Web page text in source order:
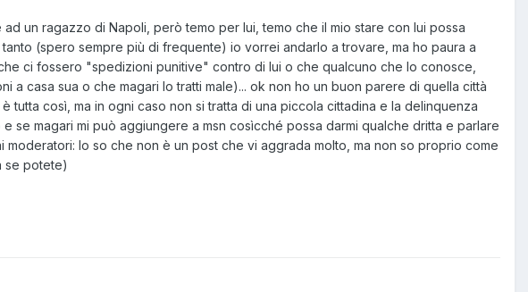
un ragazzo di Napoli, però temo per lui, temo che il mio stare con lui possa
(spero sempre più di frequente) io vorrei andarlo a trovare, ma ho paura a
ci fossero "spedizioni punitive" contro di lui o che qualcuno che lo conosce,
casa sua o che magari lo tratti male)... ok non ho un buon parere di quella città
tutta così, ma in ogni caso non si tratta di una piccola cittadina e la delinquenza
magari mi può aggiungere a msn cosìcché possa darmi qualche dritta e parlare
lo so che non è un post che vi aggrada molto, ma non so proprio come
se potete)